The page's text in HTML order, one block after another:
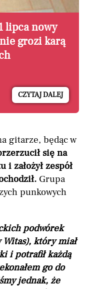
lipca nowy
grozi karą
CZYTAJ DALEJ
gitarze, będąc w
się na
założył zespół
Grupa
punkowych
podwórek
Witas), który miał
i potrafił każdą
go do
jednak, że